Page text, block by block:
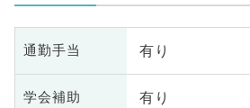
通勤手当 有り
学会補助 有り